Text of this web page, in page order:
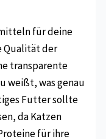
für deine
Qualität der
transparente
weißt, was genau
Futter sollte
da Katzen
für ihre